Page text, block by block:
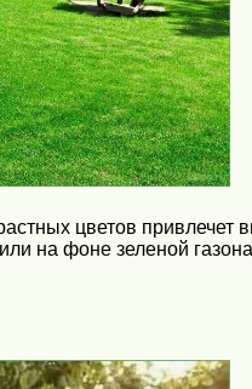
цветов привлечет
на фоне зеленой газона